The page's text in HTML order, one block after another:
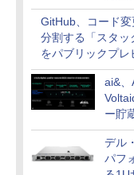
開で
GitHub、コード
分割する「スタッ
をパブリックプレ
ai&、
ー貯
画を
デル
パフ